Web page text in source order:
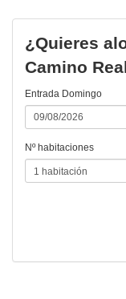
¿Quieres
Camino
Entrada Domingo
Nº habitaciones